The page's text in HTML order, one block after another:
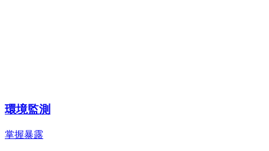
環境監測
掌握暴露